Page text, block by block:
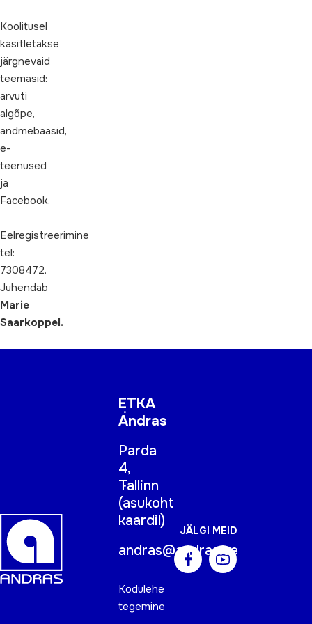
Koolitusel
käsitletakse
järgnevaid
teemasid:
arvuti
algõpe,
andmebaasid,
e-
teenused
ja
Facebook.
Eelregistreerimine
tel:
7308472.
Juhendab
Marie
Saarkoppel.
ETKA
Andras
Parda
4,
Tallinn
(asukoht
kaardil)
andras@andras.ee
Kodulehe
tegemine
JÄLGI MEID